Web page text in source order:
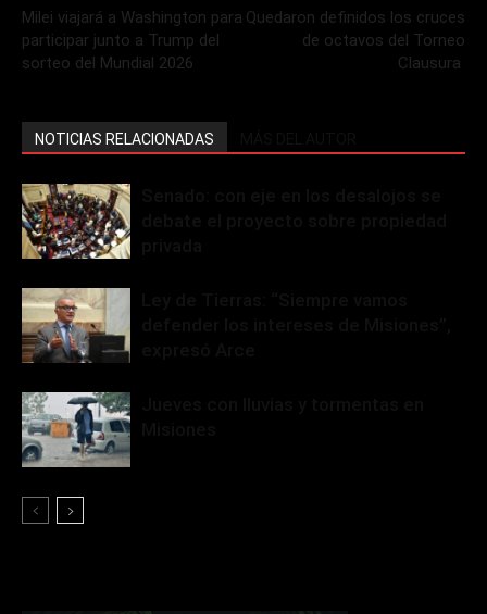
Milei viajará a Washington para
participar junto a Trump del
sorteo del Mundial 2026
Quedaron definidos los cruces
de octavos del Torneo
Clausura
NOTICIAS RELACIONADAS